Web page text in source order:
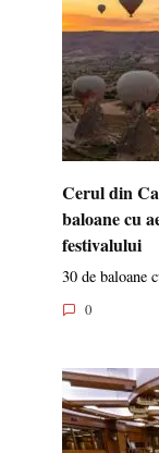
Cerul din
baloane cu
festivalului
30 de baloane
0